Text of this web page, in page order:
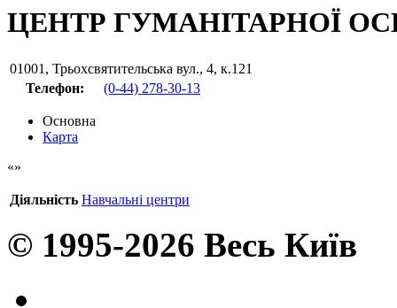
ЦЕНТР ГУМАНІТАРНОЇ
01001 , Трьохсвятительська вул., 4, к.121
Телефон:
(0-44) 278-30-13
Основна
Карта
Діяльність Навчальні центри
© 1995-2026 Весь Київ